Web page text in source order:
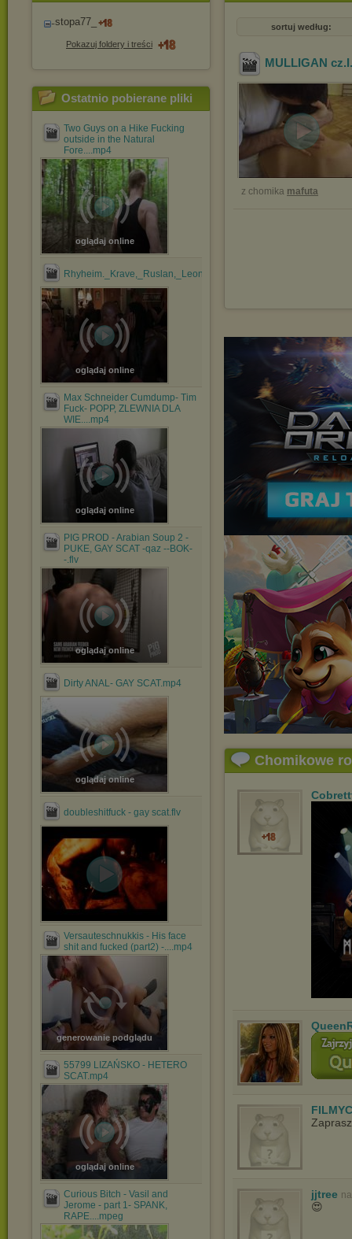
stopa77_
Pokazuj foldery i treści
Ostatnio pobierane pliki
Two Guys on a Hike Fucking
outside in the Natural
Fore....mp4
oglądaj online
Rhyheim._Krave,_Ruslan,_Leon,_Rider,_Zario_&_JayNite_1....mp4
oglądaj online
Max Schneider Cumdump- Tim
Fuck- POPP, ZLEWNIA DLA
WIE....mp4
oglądaj online
PIG PROD - Arabian Soup 2 -
PUKE, GAY SCAT -qaz --BOK-
-.flv
oglądaj online
Dirty ANAL- GAY SCAT.mp4
oglądaj online
doubleshitfuck - gay scat.flv
Versauteschnukkis - His face
shit and fucked (part2) -....mp4
generowanie podglądu
55799 LIZAŃSKO - HETERO
SCAT.mp4
oglądaj online
Curious Bitch - Vasil and
Jerome - part 1- SPANK,
RAPE....mpeg
sortuj według:
MULLIGAN cz.I
z chomika mafuta
Chomikowe
jjtree
😍